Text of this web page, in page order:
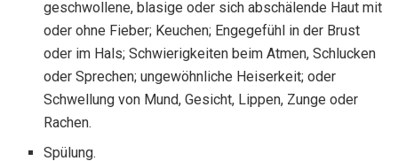
geschwollene, blasige oder sich abschälende Haut mit
oder ohne Fieber; Keuchen; Engegefühl in der Brust
oder im Hals; Schwierigkeiten beim Atmen, Schlucken
oder Sprechen; ungewöhnliche Heiserkeit; oder
Schwellung von Mund, Gesicht, Lippen, Zunge oder
Rachen.
Spülung.